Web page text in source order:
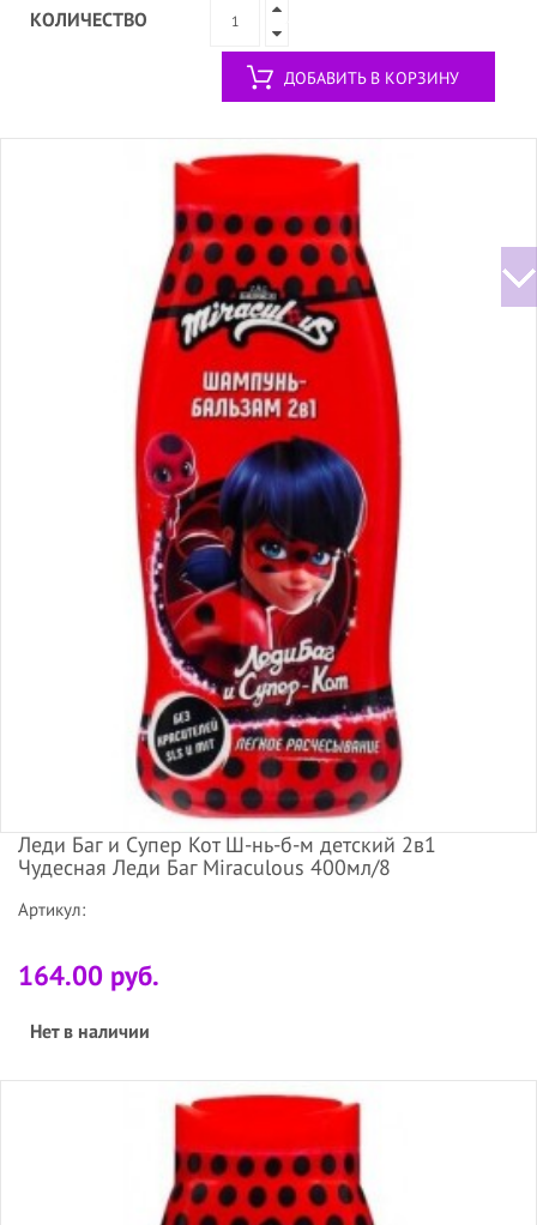
КОЛИЧЕСТВО
ДОБАВИТЬ В КОРЗИНУ
Леди Баг и Супер Кот Ш-нь-б-м детский 2в1
Чудесная Леди Баг Miraculous 400мл/8
Артикул:
164.00 руб.
Нет в наличии